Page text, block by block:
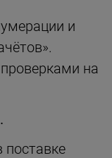
и
на
поставке